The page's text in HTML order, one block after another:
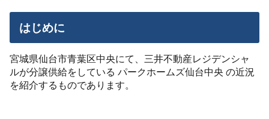
はじめに
宮城県仙台市青葉区中央にて、三井不動産レジデンシャ
ルが分譲供給をしている パークホームズ仙台中央 の近況
を紹介するものであります。